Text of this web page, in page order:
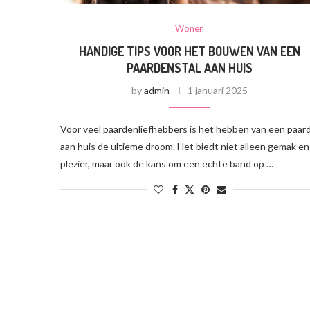
Wonen
HANDIGE TIPS VOOR HET BOUWEN VAN EEN
PAARDENSTAL AAN HUIS
byadmin 1 januari 2025
Voor veel paardenliefhebbers is het hebben van een
aan huis de ultieme droom. Het biedt niet alleen gemak en
plezier, maar ook de kans om een echte band op …